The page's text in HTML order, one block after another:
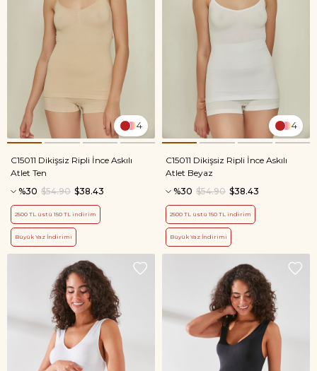
4
C15011 Dikişsiz Ripli İnce Askılı
Atlet Ten
%30
$38.43
$54.90
2500 TL üstü 150 TL indirim
Büyük Yaz İndirimi
4
C15011 Dikişsiz Ripli İnce Askılı
Atlet Beyaz
%30
$38.43
$54.90
2500 TL üstü 150 TL indirim
Büyük Yaz İndirimi